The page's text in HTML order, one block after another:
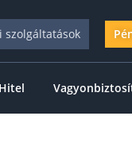
szolgáltatások
Hitel